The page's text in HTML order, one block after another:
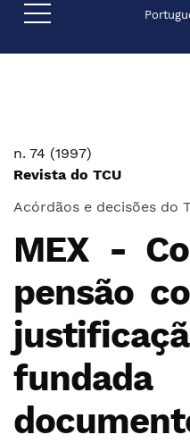
Ir para o menu de
Ir para o conteúdo
Ir para o rodapé Idioma
n. 74 (1997)
Revista do TCU
Acórdãos e decisões do
MEX -
pensão